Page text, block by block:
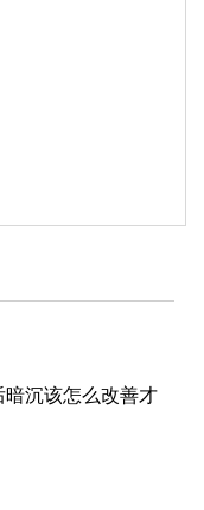
沉该怎么改善才